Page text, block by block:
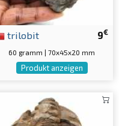
9€
trilobit
60 gramm | 70x45x20 mm
Produkt anzeigen